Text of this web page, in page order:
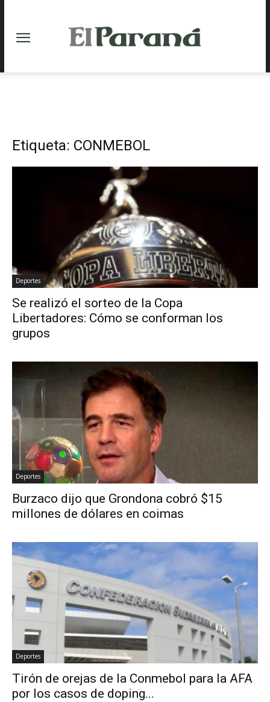
Etiqueta: CONMEBOL
Deportes
Se realizó el sorteo de la Copa
Libertadores: Cómo se conforman los
grupos
Deportes
Burzaco dijo que Grondona cobró $15
millones de dólares en coimas
Deportes
Tirón de orejas de la Conmebol para la AFA
por los casos de doping...